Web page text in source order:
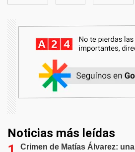
Noticias más leídas
Crimen de Matías Álvarez: una